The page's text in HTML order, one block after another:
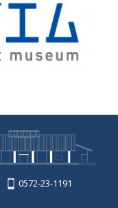
0572-23-1191